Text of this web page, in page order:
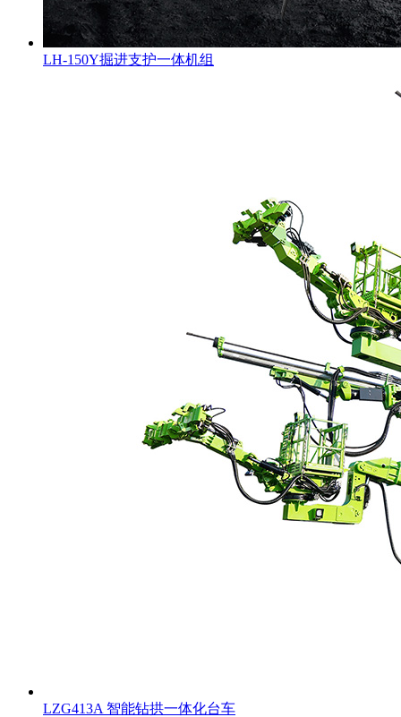
LH-150Y掘进支护一体机组
LZG413A 智能钻拱一体化台车